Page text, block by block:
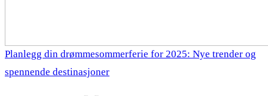
Planlegg din drømmesommerferie for 2025: Nye trender og
spennende destinasjoner